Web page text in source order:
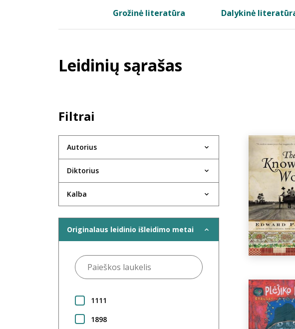
Grožinė literatūra Dalykinė
Leidinių sąrašas
Filtrai
Autorius
Diktorius
Kalba
Originalaus leidinio išleidimo metai
1111
1898